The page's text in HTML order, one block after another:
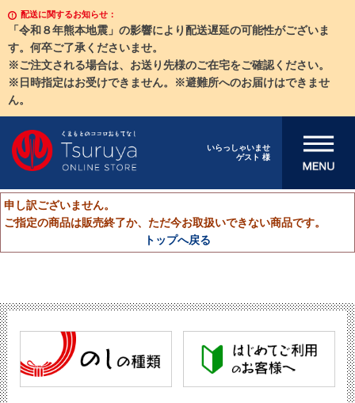
配送に関するお知らせ：
「令和８年熊本地震」の影響により配送遅延の可能性がございま
す。何卒ご了承くださいませ。
※ご注文される場合は、お送り先様のご在宅をご確認ください。
※日時指定はお受けできません。※避難所へのお届けはできませ
ん。
いらっしゃいませ
ゲスト 様
メニューを開
申し訳ございません。
ご指定の商品は販売終了か、ただ今お取扱いできない商品です。
トップへ戻る